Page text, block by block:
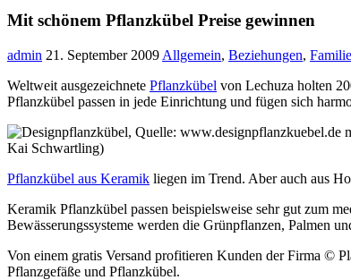
Mit schönem Pflanzkübel Preise gewinnen
admin 21. September 2009 Allgemein, Beziehungen, Familie
Weltweit ausgezeichnete Pflanzkübel von Lechuza holten
Pflanzkübel passen in jede Einrichtung und fügen sich
Kai Schwartling)
Pflanzkübel aus Keramik liegen im Trend. Aber auch aus
Keramik Pflanzkübel passen beispielsweise sehr gut zum
Bewässerungssysteme werden die Grünpflanzen, Palmen
Von einem gratis Versand profitieren Kunden der Firma ©
Pflanzgefäße und Pflanzkübel.